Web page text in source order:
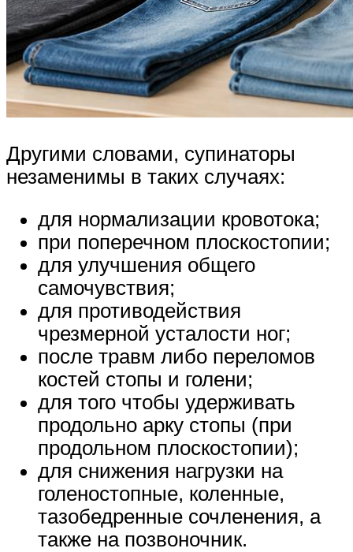
Другими словами, супинаторы
незаменимы в таких случаях:
для нормализации кровотока;
при поперечном плоскостопии;
для улучшения общего
самочувствия;
для противодействия
чрезмерной усталости ног;
после травм либо переломов
костей стопы и голени;
для того чтобы удерживать
продольно арку стопы (при
продольном плоскостопии);
для снижения нагрузки на
голеностопные, коленные,
тазобедренные сочленения, а
также на позвоночник.